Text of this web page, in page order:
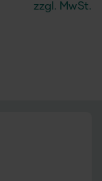
zzgl. MwSt.